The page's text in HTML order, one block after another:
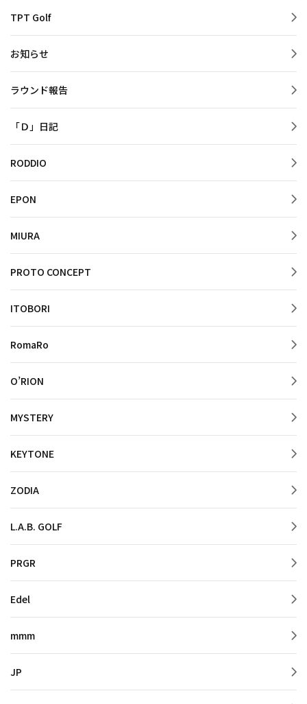
TPT Golf
お知らせ
ラウンド報告
「Ｄ」日記
RODDIO
EPON
MIURA
PROTO CONCEPT
ITOBORI
RomaRo
O’RION
MYSTERY
KEYTONE
ZODIA
L.A.B. GOLF
PRGR
Edel
mmm
JP